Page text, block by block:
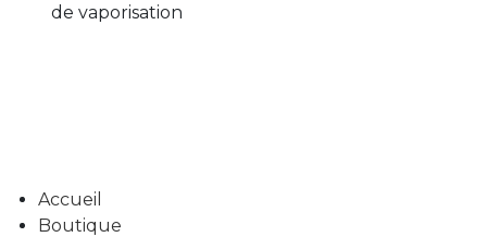
de vaporisation
Accueil
Boutique